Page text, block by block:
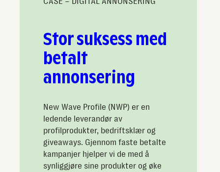
Stor suksess med
betalt
annonsering
New Wave Profile (NWP) er en
ledende leverandør av
profilprodukter, bedriftsklær og
giveaways. Gjennom faste betalte
kampanjer hjelper vi de med å
synliggjøre sine produkter og øke